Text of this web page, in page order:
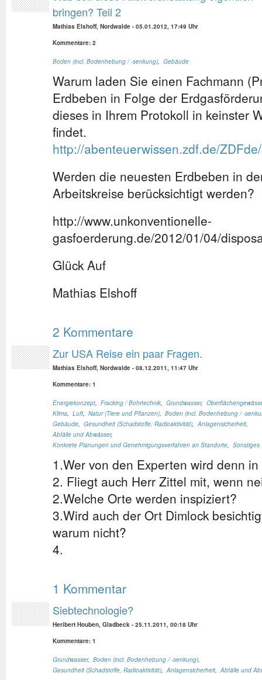
bringen? Teil 2
Mathias Elshoff, Nordwalde - 05.01.2012, 17:49 Uhr
Kommentare: 2
Boden (incl. Bodenhebung / -senkung), Gebäude
Warum laden Sie einen Fachmann
Erdbeben in Folge der
dieses in Ihrem Protokoll in keinster
findet.
http://abenteuerwissen.zdf.de/
Werden die neuesten Erdbeben in
Arbeitskreise berücksichtigt werden?
http://www.unkonventionelle-
gasfoerderung.de/2012/01/04/
Glück Auf
Mathias Elshoff
2 Kommentare
Zur USA Reise ein paar Fragen.
Mathias Elshoff, Nordwalde - 08.12.2011, 11:47 Uhr
Kommentare: 1
Energiekonzept, Fracking / Bohrtechnik, Grundwasser,
Klima, Luft, Natur (Tiere und Pflanzen), Boden (incl. Bodenhebung / -
Gebäude, Gesundheit (Schadstoffe, Radioaktivität), Anlagensicherheit,
Abfälle und Abwässer,
Konkrete Planungen und Genehmigungsverfahren an Standorte, Sonstiges
1.Wer von den Experten wird denn
2. Fliegt auch Herr Zittel mit, wenn
2.Welche Orte werden inspiziert?
3.Wird auch der Ort Dimlock
warum nicht?
4.
1 Kommentar
Siebtechnologie?
Heribert Houben, Gladbeck - 25.11.2011, 00:18 Uhr
Kommentare: 1
Grundwasser, Boden (incl. Bodenhebung / -senkung),
Gesundheit (Schadstoffe, Radioaktivität), Anlagensicherheit, Abfälle und